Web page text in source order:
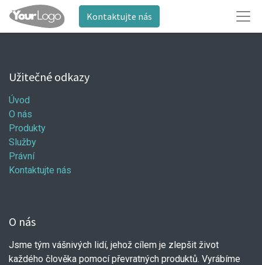
Kontaktujte nás
Užitečné odkazy
Úvod
O nás
Produkty
Služby
Právní
Kontaktujte nás
O nás
Jsme tým vášnivých lidí, jehož cílem je zlepšit život
každého člověka pomocí převratných produktů. Vyrábíme